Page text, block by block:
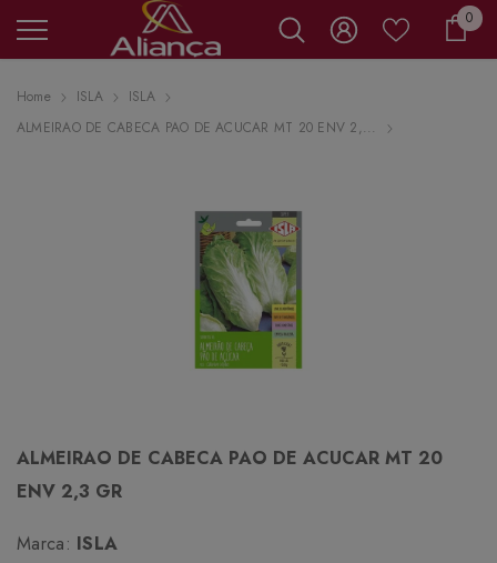
00
Home ISLA
ISLA
ALMEIRAO DE CABECA PAO DE ACUCAR MT 20 ENV 2,...
ALMEIRAO DE CABECA PAO DE ACUCAR MT 20
ENV 2,3 GR
Marca: ISLA